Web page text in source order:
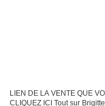
LIEN DE LA VENTE QUE
CLIQUEZ ICI Tout sur